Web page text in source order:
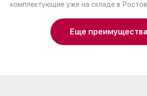
комплектующие уже на складе в
Еще преимущества